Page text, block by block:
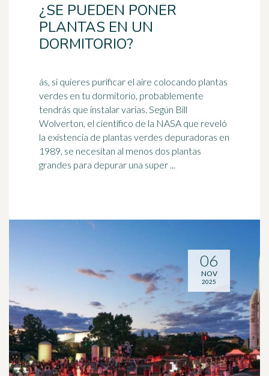
¿SE PUEDEN PONER
PLANTAS EN UN
DORMITORIO?
ás, si quieres purificar el aire colocando plantas
verdes en tu dormitorio, probablemente
tendrás que instalar varias. Según Bill
Wolverton, el científico de la NASA que reveló
la existencia de plantas verdes depuradoras en
1989, se necesitan al menos dos plantas
grandes para depurar una super ...
06
NOV
2025